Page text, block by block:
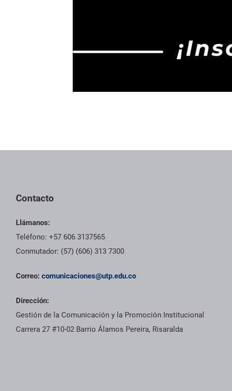
Contacto
Llámanos:
Teléfono: +57 606 3137565
Conmutador: (57) (606) 313 7300
Correo: comunicaciones@utp.edu.co
Dirección:
Gestión de la Comunicación y la Promoción Institucional
Carrera 27 #10-02 Barrio Álamos Pereira, Risaralda